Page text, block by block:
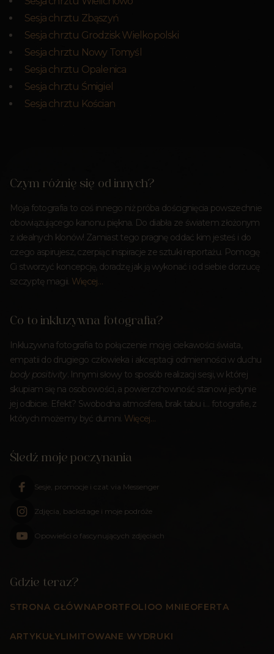
Sesja chrztu Zbąszyń
Sesja chrztu Grodzisk Wielkopolski
Sesja chrztu Nowy Tomyśl
Sesja chrztu Opalenica
Sesja chrztu Śmigiel
Sesja chrztu Kościan
Czym różnię się od innych?
Moja fotografia to coś innego niż próba doścignięcia powszechnie
obowiązującego kanonu piękna. Do diabła ze światem złożonym
z idealnych klonów! Zamiast tego pragnę oddać kim jesteś i do
czego aspirujesz, czerpiąc inspiracje ze sztuki reportażu. Pomogę
Ci stworzyć koncepcję, doradzę jak ją wykonać i od siebie dorzucę
szczyptę magii. Więcej…
Co to inkluzywna fotografia?
Inkluzywna fotografia to połączenie mojej ciekawości świata,
empatii do drugiego człowieka i akceptacji odmienności w duchu
body positivity. Innymi słowy to sposób realizacji sesji, w której
skupiam się na osobowości, a powierzchowność stanowi jedynie
jej odbicie. Efekt? Swobodna atmosfera, brak tabu i… fotografie, z
których możemy być dumni. Więcej…
Śledź moje poczynania
Sesje, promocje i czat via Messenger
Zdjęcia, backstage i moje podróże
Opowieści o fascynujących zdjęciach
Gdzie teraz?
STRONA GŁÓWNAPORTFOLIOO MNIEOFERTA
ARTYKUŁYLIMITOWANE WYDRUKI